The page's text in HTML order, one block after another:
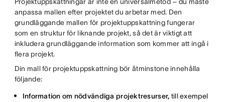
anpassa mallen efter projektet du arbetar med. Den
grundläggande mallen för projektuppskattning fungerar
som en struktur för liknande projekt, så det är viktigt att
inkludera grundläggande information som kommer att ingå i
flera projekt.
Din mall för projektuppskattning bör åtminstone innehålla
följande:
Information om nödvändiga projektresurser, till exempel